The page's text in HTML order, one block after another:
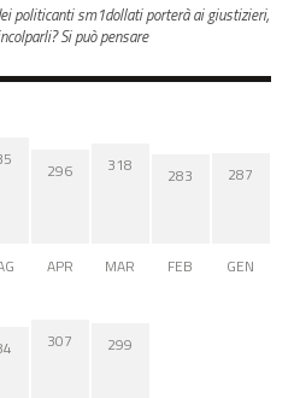
politicanti sm1dollati porterà ai giustizieri,
Si può pensare
296
APR
318
MAR
283
FEB
287
GEN
307 299